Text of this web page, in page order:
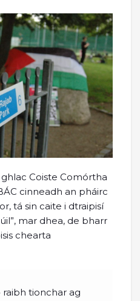
Coiste Comórtha
cinneadh an pháirc
tá sin caite i dtraipisí
mar dhea, de bharr
chearta
raibh tionchar ag